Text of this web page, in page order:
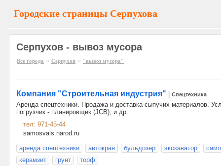
Городские страницы Серпухова
Серпухов - вывоз мусора
Все города » Серпухов » "вывоз мусора"
Компания "Строительная индустрия" Спецтехника
Аренда спецтехники. Продажа и доставка сыпучих материалов.
погрузчик - планировщик (JCB), и др.
тел: 971-45-44
samosvals.narod.ru
аренда спецтехники
автокран бульдозер экскаватор
керамзит
грунт торф